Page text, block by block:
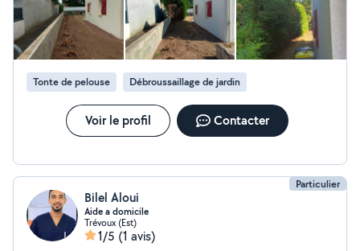
Tonte de pelouse Débroussaillage de jardin
Voir le profil Contacter
Particulier
Bilel Aloui
Aide a domicile
Trévoux (Est)
1/5 (1 avis)